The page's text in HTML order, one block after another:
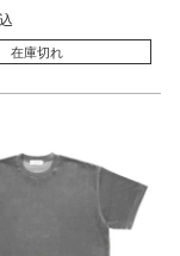
在庫切れ